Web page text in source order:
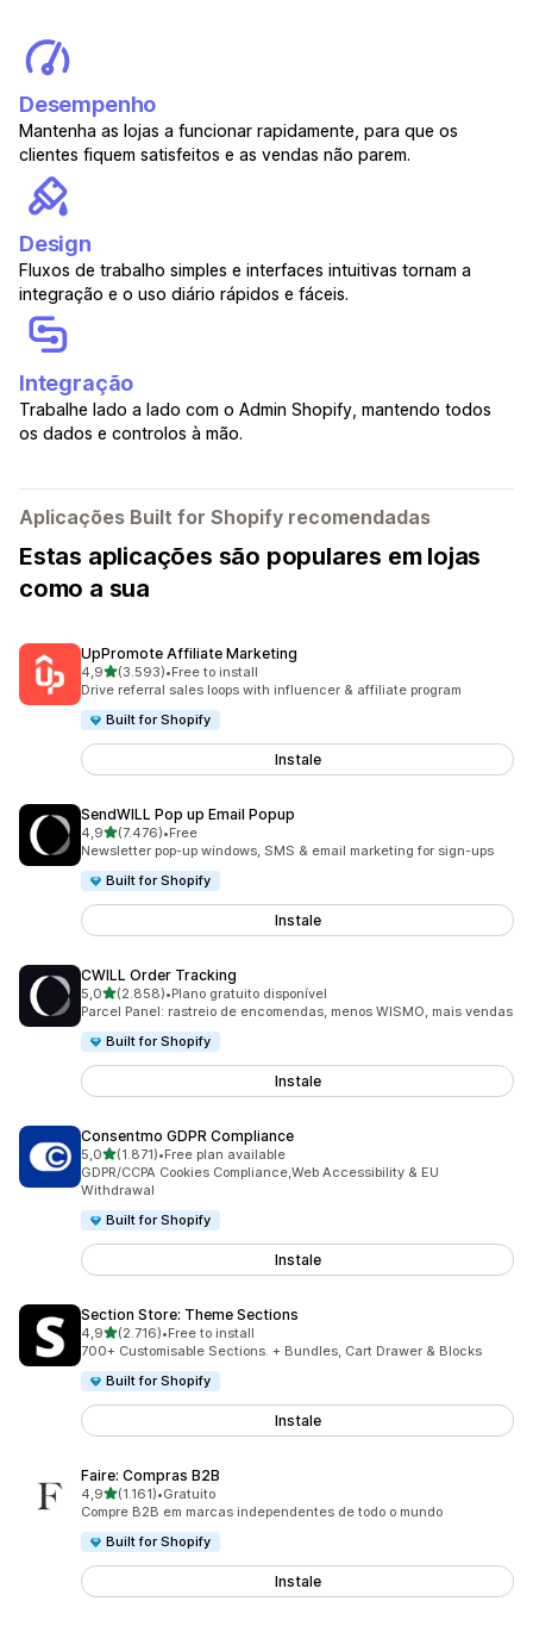
Desempenho
Mantenha as lojas a funcionar rapidamente, para que os
clientes fiquem satisfeitos e as vendas não parem.
Design
Fluxos de trabalho simples e interfaces intuitivas tornam a
integração e o uso diário rápidos e fáceis.
Integração
Trabalhe lado a lado com o Admin Shopify, mantendo todos
os dados e controlos à mão.
Aplicações Built for Shopify recomendadas
Estas aplicações são populares em lojas
como a sua
UpPromote Affiliate Marketing
4,9de 5 estrelas
(3.593)
3593 total de avaliações
•Free to install
Drive referral sales loops with influencer & affiliate program
Built for Shopify
Instale
SendWILL Pop up Email Popup
4,9de 5 estrelas
(7.476)
7476 total de avaliações
•Free
Newsletter pop-up windows, SMS & email marketing for sign-ups
Built for Shopify
Instale
CWILL Order Tracking
5,0de 5 estrelas
(2.858)
2858 total de avaliações
•Plano gratuito disponível
Parcel Panel: rastreio de encomendas, menos WISMO, mais vendas
Built for Shopify
Instale
Consentmo GDPR Compliance
5,0de 5 estrelas
(1.871)
1871 total de avaliações
•Free plan available
GDPR/CCPA Cookies Compliance,Web Accessibility & EU
Withdrawal
Built for Shopify
Instale
Section Store: Theme Sections
4,9de 5 estrelas
(2.716)
2716 total de avaliações
•Free to install
700+ Customisable Sections. + Bundles, Cart Drawer & Blocks
Built for Shopify
Instale
Faire: Compras B2B
4,9de 5 estrelas
(1.161)
1161 total de avaliações
•Gratuito
Compre B2B em marcas independentes de todo o mundo
Built for Shopify
Instale